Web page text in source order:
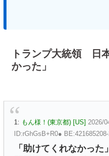
トランプ大統領 日
かった」
1: もん様！(東京都) [US] 2026/
ID:rGhGsB+R0●
「助けてくれなかっ